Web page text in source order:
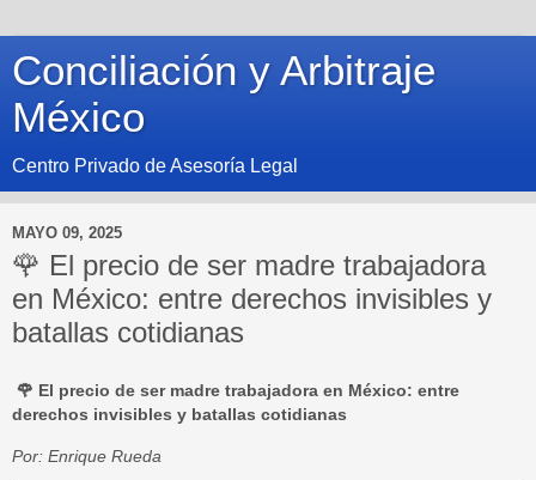
Conciliación y Arbitraje
México
Centro Privado de Asesoría Legal
MAYO 09, 2025
🌹 El precio de ser madre trabajadora
en México: entre derechos invisibles y
batallas cotidianas
🌹 El precio de ser madre trabajadora en México: entre
derechos invisibles y batallas cotidianas
Por: Enrique Rueda